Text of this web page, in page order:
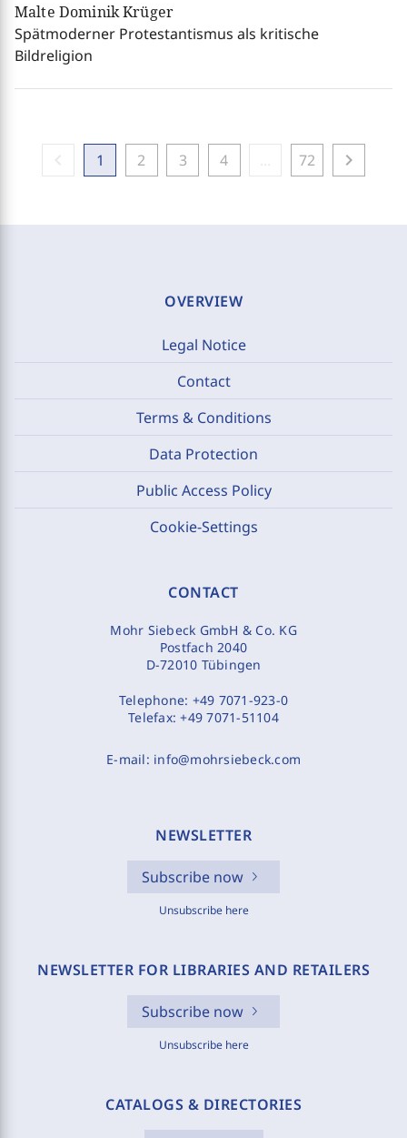
Malte Dominik Krüger
Spätmoderner Protestantismus als kritische
Bildreligion
1 2 3 4 72 chevron_right
OVERVIEW
Legal Notice
Contact
Terms & Conditions
Data Protection
Public Access Policy
Cookie-Settings
CONTACT
Mohr Siebeck GmbH & Co. KG
Postfach 2040
D-72010 Tübingen
Telephone: +49 7071-923-0
Telefax:+49 7071-51104
E-mail: info@mohrsiebeck.com
NEWSLETTER
Subscribe now
Unsubscribe here
NEWSLETTER FOR LIBRARIES AND RETAILERS
Subscribe now
Unsubscribe here
CATALOGS & DIRECTORIES